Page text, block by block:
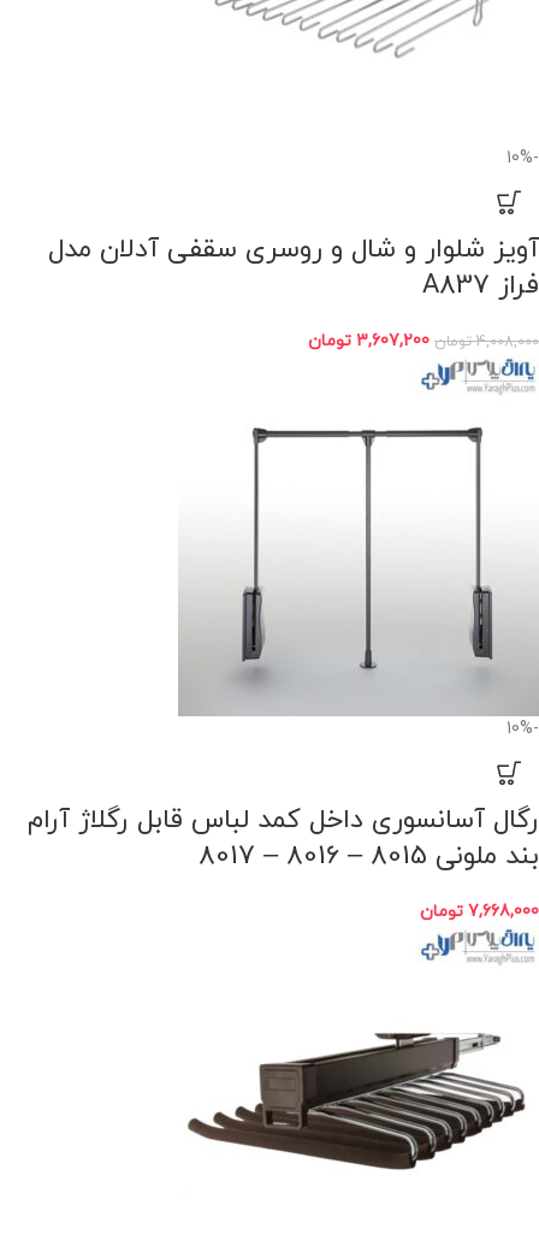
-10%
آوﯾﺰ ﺷﻠﻮار و شال و روسری سقفی آدلان مدل
فراز A837
4,008,000 تومان 3,607,200 تومان
-10%
رگال آسانسوری داخل کمد لباس قابل رگلاژ آرام
بند ملونی 8015 – 8016 – 8017
7,668,000 تومان